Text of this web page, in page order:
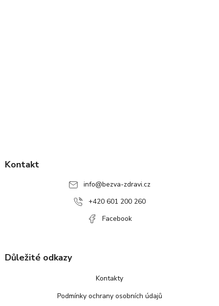
Kontakt
info@bezva-zdravi.cz
+420 601 200 260
Facebook
Důležité odkazy
Kontakty
Podmínky ochrany osobních údajů